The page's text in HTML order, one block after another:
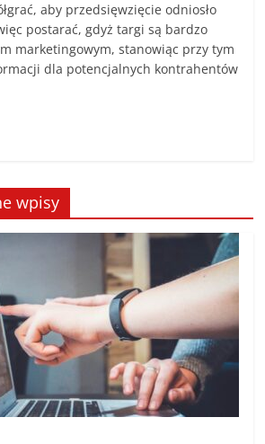
aby przedsięwzięcie odniosło
postarać, gdyż targi są bardzo
marketingowym, stanowiąc przy tym
dla potencjalnych kontrahentów
wpisy